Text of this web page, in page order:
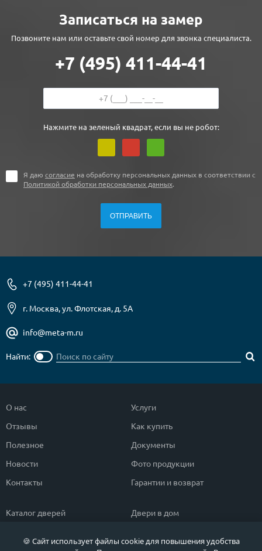
Записаться на замер
Позвоните нам или оставьте свой номер для звонка специалиста.
+7 (495) 411-44-41
Нажмите на зеленый квадрат, если вы не робот:
Я даю согласие на обработку персональных данных в соответствии с
Политикой обработки персональных данных.
+7 (495) 411-44-41
г. Москва, ул. Флотская, д. 5А
info@meta-m.ru
Найти:
О нас
Отзывы
Полезное
Новости
Контакты
Услуги
Как купить
Документы
Фото продукции
Гарантии и возврат
Каталог дверей
Двери в дом
🍪 Сайт использует файлы cookie для повышения удобства